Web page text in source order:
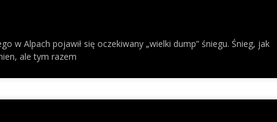
w Alpach pojawił się oczekiwany „wielki dump” śniegu. Śnieg, jak
ale tym razem